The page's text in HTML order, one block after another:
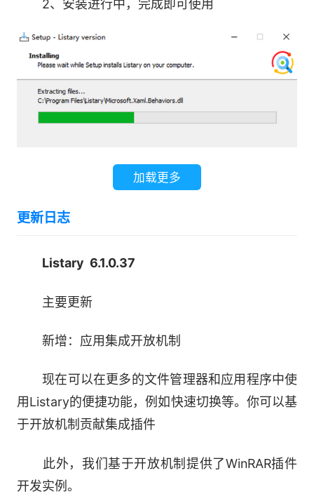
启动应用
Listary用户最强大和最受欢迎的好处之一是启
动应用程序功能。只需单击两次Ctrl键，即可键入
要打开的程序或应用程序的名称，或使用短代码，
例如，单击Ctrl两次，然后键入“Word”，
PowerPoint输入'pp'，为Photoshop输入'ps'，瞧!
使用您的启动和搜索历史记录自动优化和改进搜索
结果，创建更快的工作流程。
快速切换
您是否厌倦了通过一系列打开的窗口来处理程
序中的文件？使用Listary的快速切换功能，只需单
击Ctrl + G即可立即跳转到您正在使用的文件的打
开文件夹。
2、安装进行中，完成即可使用
加载更多
更新日志
Listary 6.1.0.37
主要更新
新增：应用集成开放机制
现在可以在更多的文件管理器和应用程序中使
用Listary的便捷功能，例如快速切换等。你可以基
于开放机制贡献集成插件
此外，我们基于开放机制提供了WinRAR插件
开发实例。